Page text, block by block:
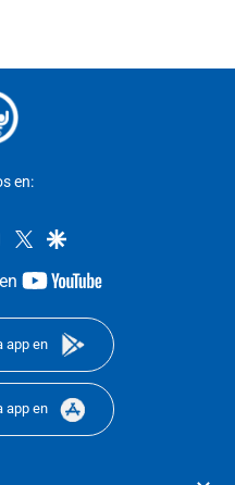
en:
instagram
twittergoogle
youtube-
app en
app en